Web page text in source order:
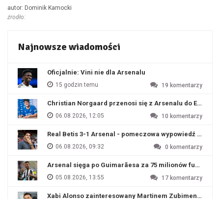
autor: Dominik Kamocki
źrodło:
Najnowsze wiadomości
Oficjalnie: Vini nie dla Arsenalu
15 godzin temu 19 komentarzy
Christian Norgaard przenosi się z Arsenalu do
06.08.2026, 12:05 10 komentarzy
Real Betis 3-1 Arsenal - pomeczowa wypowiedź Artety
06.08.2026, 09:32 0 komentarzy
Arsenal sięga po Guimarãesa za 75 milionów funtów
05.08.2026, 13:55 17 komentarzy
Xabi Alonso zainteresowany Martinem Zubimendim